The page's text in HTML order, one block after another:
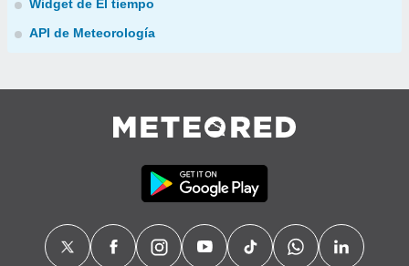
Widget de El tiempo
API de Meteorología